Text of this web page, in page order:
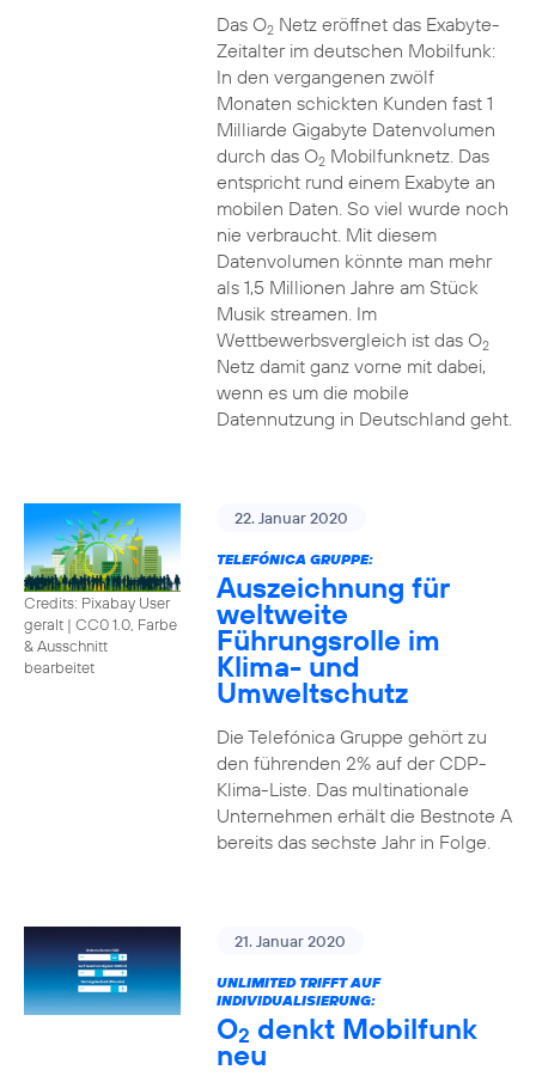
Das O2Netz eröffnet das Exabyte-
Zeitalter im deutschen Mobilfunk:
In den vergangenen zwölf
Monaten schickten Kunden fast 1
Milliarde Gigabyte Datenvolumen
durch das O2Mobilfunknetz. Das
entspricht rund einem Exabyte an
mobilen Daten. So viel wurde noch
nie verbraucht. Mit diesem
Datenvolumen könnte man mehr
als 1,5 Millionen Jahre am Stück
Musik streamen. Im
Wettbewerbsvergleich ist das O2
Netz damit ganz vorne mit dabei,
wenn es um die mobile
Datennutzung in Deutschland geht.
Credits: Pixabay User
geralt | CC0 1.0, Farbe
& Ausschnitt
bearbeitet
22. Januar 2020
TELEFÓNICA GRUPPE:
Auszeichnung für
weltweite
Führungsrolle im
Klima- und
Umweltschutz
Die Telefónica Gruppe gehört zu
den führenden 2% auf der CDP-
Klima-Liste. Das multinationale
Unternehmen erhält die Bestnote A
bereits das sechste Jahr in Folge.
21. Januar 2020
UNLIMITED TRIFFT AUF
INDIVIDUALISIERUNG:
O2 denkt Mobilfunk
neu